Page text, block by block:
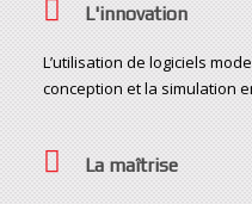
L'innovation
L’utilisation de logiciels
conception et la simulation
La maîtrise